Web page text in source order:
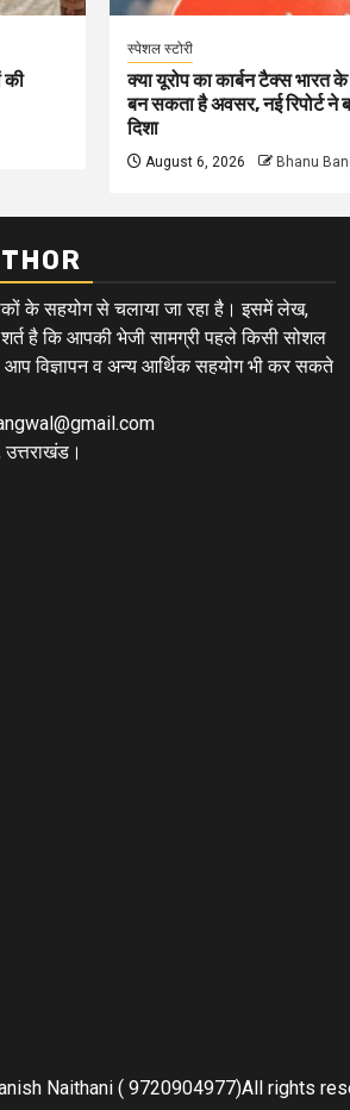
की
स्पेशल स्टोरी
क्या यूरोप का कार्बन टैक्स भारत
बन सकता है अवसर, नई रिपोर्ट ने
दिशा
August 6, 2026 Bhanu
के सहयोग से चलाया जा रहा है। इसमें लेख,
है कि आपकी भेजी सामग्री पहले किसी सोशल
आप विज्ञापन व अन्य आर्थिक सहयोग भी कर सकते
उत्तराखंड।
Naithani ( 9720904977)All rights